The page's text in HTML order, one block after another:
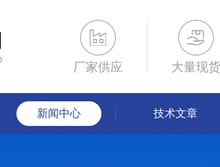
厂家供应 大量现货
新闻中心 技术文章